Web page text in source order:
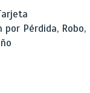
por Pérdida, Robo,